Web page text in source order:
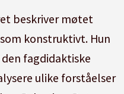
beskriver møtet
konstruktivt. Hun
fagdidaktiske
ulike forståelser